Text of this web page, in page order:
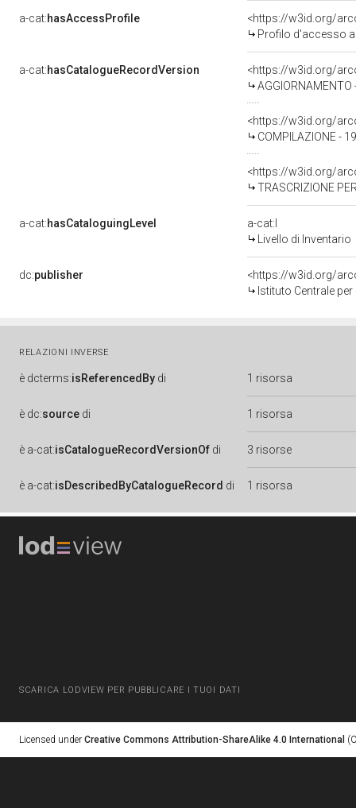
a-cat:hasAccessProfile
<https://w3id.org/
Profilo d'accesso
a-cat:hasCatalogueRecordVersion
<https://w3id.org/
<https://w3id.org/
COMPILAZIONE -
<https://w3id.org/
TRASCRIZIONE
a-cat:hasCataloguingLevel
a-cat:I
Livello di Inventario
dc:publisher
<https://w3id.org/
Istituto Centrale
RELAZIONI INVERSE
è dcterms:isReferencedBy di 1 risorsa
è dc:source di 1 risorsa
è a-cat:isCatalogueRecordVersionOf di 3 risorse
è a-cat:isDescribedByCatalogueRecord di 1 risorsa
SCARICA LODVIEW PER PUBBLICARE I TUOI DATI
Licensed under Creative Commons Attribution-ShareAlike 4.0 International